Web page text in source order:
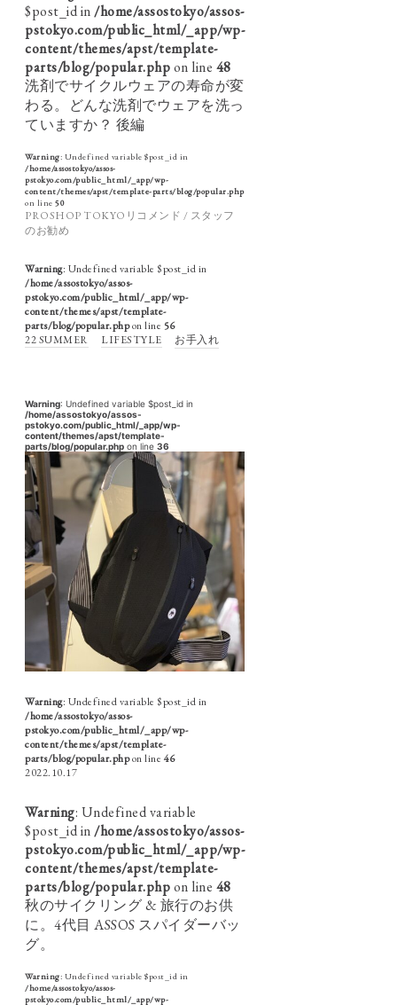
$post_id in/home/assostokyo/assos-
pstokyo.com/public_html/_app/wp-
content/themes/apst/template-
parts/blog/popular.phpon line 48
洗剤でサイクルウェアの寿命が変
わる。どんな洗剤でウェアを洗っ
ていますか？ 後編
Warning: Undefined variable $post_id in
/home/assostokyo/assos-
pstokyo.com/public_html/_app/wp-
content/themes/apst/template-parts/blog/popular.php
on line 50
PROSHOP TOKYOリコメンド / スタッフ
のお勧め
Warning: Undefined variable $post_id in
/home/assostokyo/assos-
pstokyo.com/public_html/_app/wp-
content/themes/apst/template-
parts/blog/popular.phpon line 56
22 SUMMER
LIFESTYLE お手入れ
Warning: Undefined variable $post_id in
/home/assostokyo/assos-
pstokyo.com/public_html/_app/wp-
content/themes/apst/template-
parts/blog/popular.php on line 36
Warning: Undefined variable $post_id in
/home/assostokyo/assos-
pstokyo.com/public_html/_app/wp-
content/themes/apst/template-
parts/blog/popular.phpon line 46
2022.10.17
Warning: Undefined variable
$post_id in/home/assostokyo/assos-
pstokyo.com/public_html/_app/wp-
content/themes/apst/template-
parts/blog/popular.phpon line 48
秋のサイクリング & 旅行のお供
に。4代目 ASSOS スパイダーバッ
グ。
Warning: Undefined variable $post_id in
/home/assostokyo/assos-
pstokyo.com/public_html/_app/wp-